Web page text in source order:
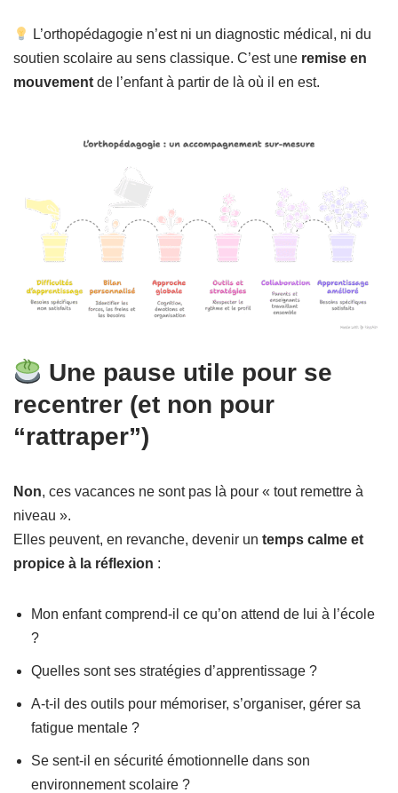
L’orthopédagogie n’est ni un diagnostic médical, ni du
soutien scolaire au sens classique. C’est une remise en
mouvement de l’enfant à partir de là où il en est.
Une pause utile pour se
recentrer (et non pour
“rattraper”)
Non, ces vacances ne sont pas là pour « tout remettre à
niveau ».
Elles peuvent, en revanche, devenir un temps calme et
propice à la réflexion :
Mon enfant comprend-il ce qu’on attend de lui à l’école
?
Quelles sont ses stratégies d’apprentissage ?
A-t-il des outils pour mémoriser, s’organiser, gérer sa
fatigue mentale ?
Se sent-il en sécurité émotionnelle dans son
environnement scolaire ?